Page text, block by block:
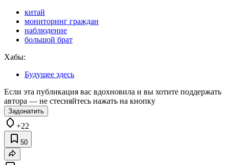
китай
мониторинг граждан
наблюдение
большой брат
Хабы:
Будущее здесь
Если эта публикация вас вдохновила и вы хотите поддержать
автора — не стесняйтесь нажать на кнопку
Задонатить
+22
50